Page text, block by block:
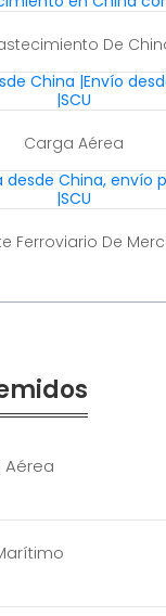
De
Carga Aérea
Ferroviario De
Aérea